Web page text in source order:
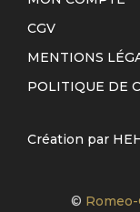
CGV
MENTIONS
POLITIQUE DE
Création par
©